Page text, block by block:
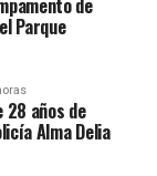
tan
en
Centre,
dos veces al
de
Parque
28 años de
Alma Delia